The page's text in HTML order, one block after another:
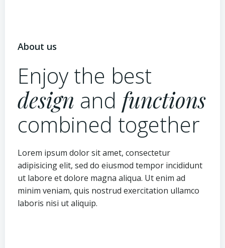
About us
Enjoy the best
design and functions
combined together
Lorem ipsum dolor sit amet, consectetur
adipisicing elit, sed do eiusmod tempor incididunt
ut labore et dolore magna aliqua. Ut enim ad
minim veniam, quis nostrud exercitation ullamco
laboris nisi ut aliquip.